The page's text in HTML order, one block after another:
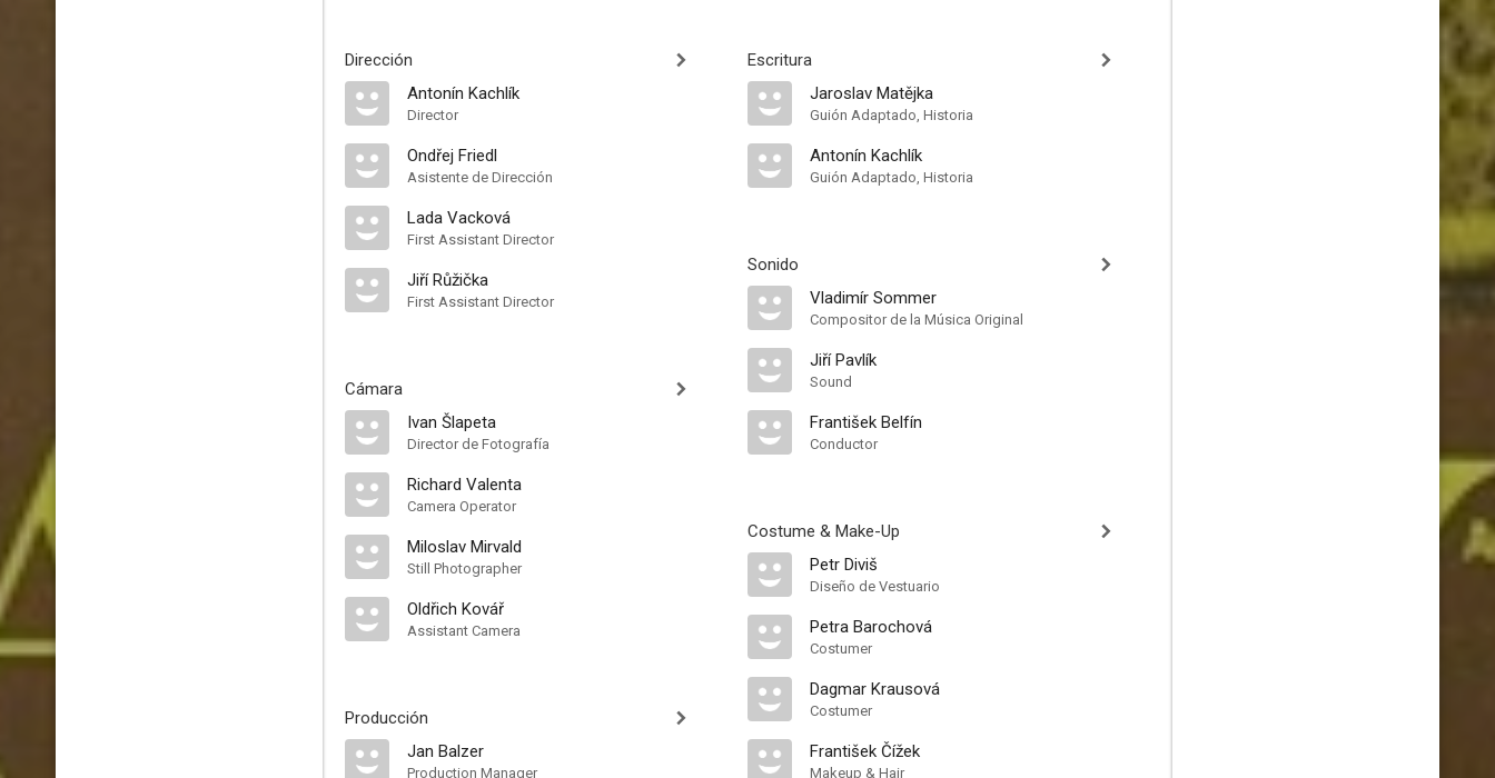
Dirección
Antonín Kachlík
Director
Ondřej Friedl
Asistente de Dirección
Lada Vacková
First Assistant Director
Jiří Růžička
First Assistant Director
Cámara
Ivan Šlapeta
Director de Fotografía
Richard Valenta
Camera Operator
Miloslav Mirvald
Still Photographer
Oldřich Kovář
Assistant Camera
Producción
Jan Balzer
Production Manager
Escritura
Jaroslav Matějka
Guión Adaptado, Historia
Antonín Kachlík
Guión Adaptado, Historia
Sonido
Vladimír Sommer
Compositor de la Música Original
Jiří Pavlík
Sound
František Belfín
Conductor
Costume & Make-Up
Petr Diviš
Diseño de Vestuario
Petra Barochová
Costumer
Dagmar Krausová
Costumer
František Čížek
Makeup & Hair